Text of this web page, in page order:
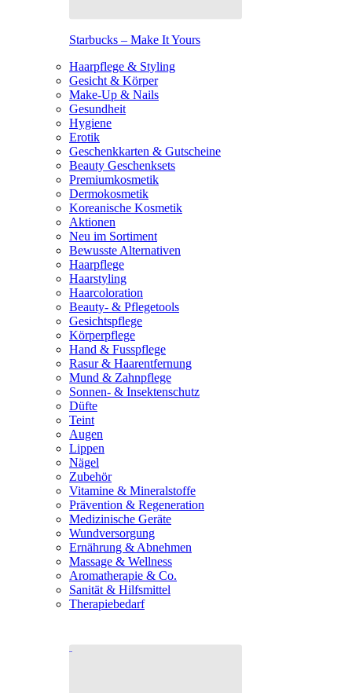
Starbucks – Make It Yours
Haarpflege & Styling
Gesicht & Körper
Make-Up & Nails
Gesundheit
Hygiene
Erotik
Geschenkkarten & Gutscheine
Beauty Geschenksets
Premiumkosmetik
Dermokosmetik
Koreanische Kosmetik
Aktionen
Neu im Sortiment
Bewusste Alternativen
Haarpflege
Haarstyling
Haarcoloration
Beauty- & Pflegetools
Gesichtspflege
Körperpflege
Hand & Fusspflege
Rasur & Haarentfernung
Mund & Zahnpflege
Sonnen- & Insektenschutz
Düfte
Teint
Augen
Lippen
Nägel
Zubehör
Vitamine & Mineralstoffe
Prävention & Regeneration
Medizinische Geräte
Wundversorgung
Ernährung & Abnehmen
Massage & Wellness
Aromatherapie & Co.
Sanität & Hilfsmittel
Therapiebedarf